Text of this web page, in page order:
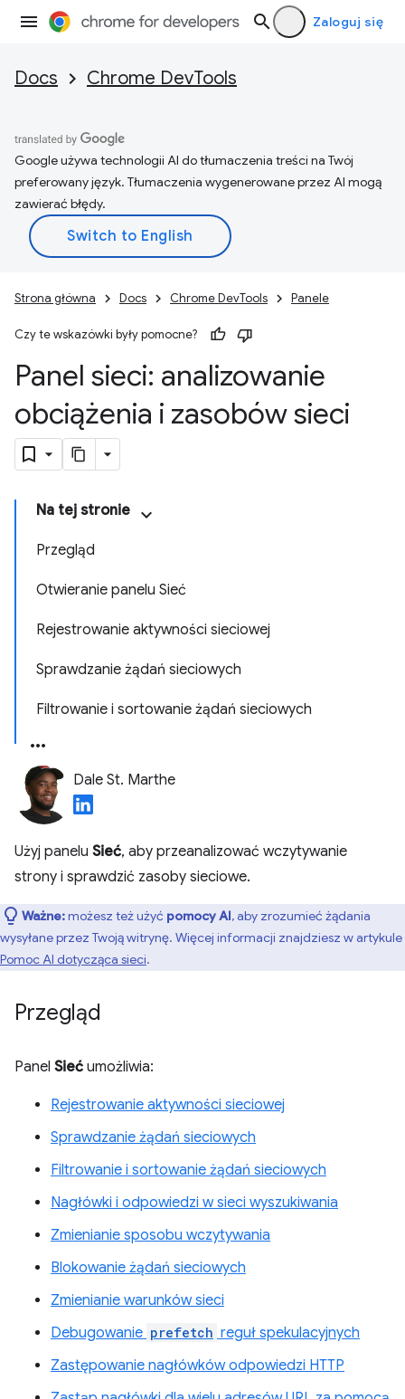
Zaloguj się
Docs Chrome DevTools
Google używa technologii AI do tłumaczenia treści na Twój
preferowany język. Tłumaczenia wygenerowane przez AI mogą
zawierać błędy.
Strona główna Docs Chrome DevTools Panele
Czy te wskazówki były pomocne?
Panel sieci: analizowanie
obciążenia i zasobów sieci
Na tej stronie
Przegląd
Otwieranie panelu Sieć
Rejestrowanie aktywności sieciowej
Sprawdzanie żądań sieciowych
Filtrowanie i sortowanie żądań sieciowych
Dale St. Marthe
Użyj panelu Sieć, aby przeanalizować wczytywanie
strony i sprawdzić zasoby sieciowe.
Ważne:możesz też użyć pomocy AI, aby zrozumieć żądania
wysyłane przez Twoją witrynę. Więcej informacji znajdziesz w artykule
Pomoc AI dotycząca sieci.
Przegląd
Panel Sieć umożliwia:
Rejestrowanie aktywności sieciowej
Sprawdzanie żądań sieciowych
Filtrowanie i sortowanie żądań sieciowych
Nagłówki i odpowiedzi w sieci wyszukiwania
Zmienianie sposobu wczytywania
Blokowanie żądań sieciowych
Zmienianie warunków sieci
Debugowanie prefetch reguł spekulacyjnych
Zastępowanie nagłówków odpowiedzi HTTP